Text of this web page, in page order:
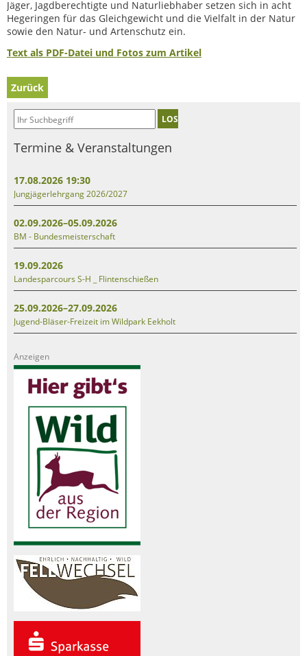
Jäger, Jagdberechtigte und Naturliebhaber setzen sich in acht
Hegeringen für das Gleichgewicht und die Vielfalt in der Natur
sowie den Natur- und Artenschutz ein.
Text als PDF-Datei und Fotos zum Artikel
Zurück
LOS
Termine & Veranstaltungen
17.08.2026 19:30
Jungjägerlehrgang 2026/2027
02.09.2026–05.09.2026
BM - Bundesmeisterschaft
19.09.2026
Landesparcours S-H _ Flintenschießen
25.09.2026–27.09.2026
Jugend-Bläser-Freizeit im Wildpark Eekholt
Anzeigen